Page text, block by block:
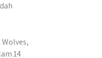
14